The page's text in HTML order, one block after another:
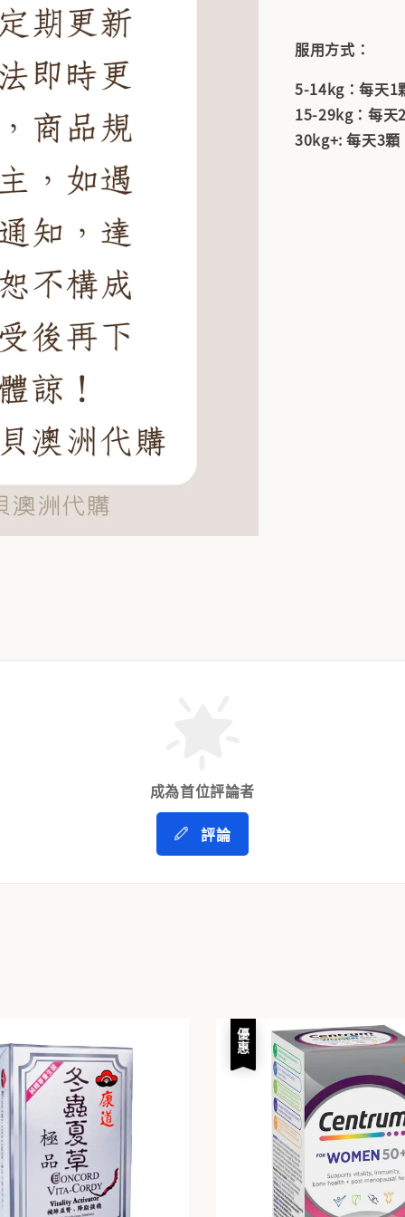
服用方式：
5-14kg：每天1
15-29kg：每天
30kg+: 每天3顆
成為首位評論者
評論
優惠